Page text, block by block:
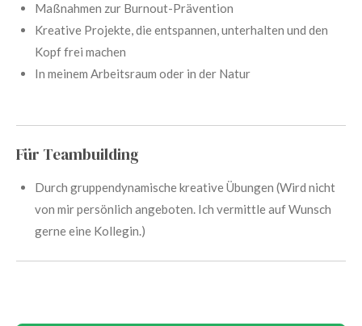
Maßnahmen zur Burnout-Prävention
Kreative Projekte, die entspannen, unterhalten und den
Kopf frei machen
In meinem Arbeitsraum oder in der Natur
Für Teambuilding
Durch gruppendynamische kreative Übungen (Wird nicht
von mir persönlich angeboten. Ich vermittle auf Wunsch
gerne eine Kollegin.)